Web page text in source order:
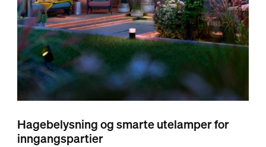
Hagebelysning og smarte utelamper for
inngangspartier